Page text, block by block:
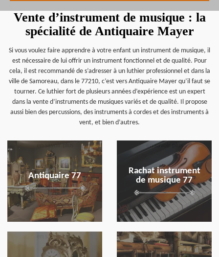
Vente d’instrument de musique : la
spécialité de Antiquaire Mayer
Si vous voulez faire apprendre à votre enfant un instrument de musique, il
est nécessaire de lui offrir un instrument fonctionnel et de qualité. Pour
cela, il est recommandé de s’adresser à un luthier professionnel et dans la
ville de Samoreau, dans le 77210, c’est vers Antiquaire Mayer qu’il faut se
tourner. Ce luthier fort de plusieurs années d’expérience est un expert
dans la vente d’instruments de musiques variés et de qualité. Il propose
aussi bien des percussions, des instruments à cordes et des instruments à
vent, et bien d’autres.
Antiquaire 77
en savoir plus
Rachat instrument
de musique 77
en savoir plus
en savoir plus en savoir plus